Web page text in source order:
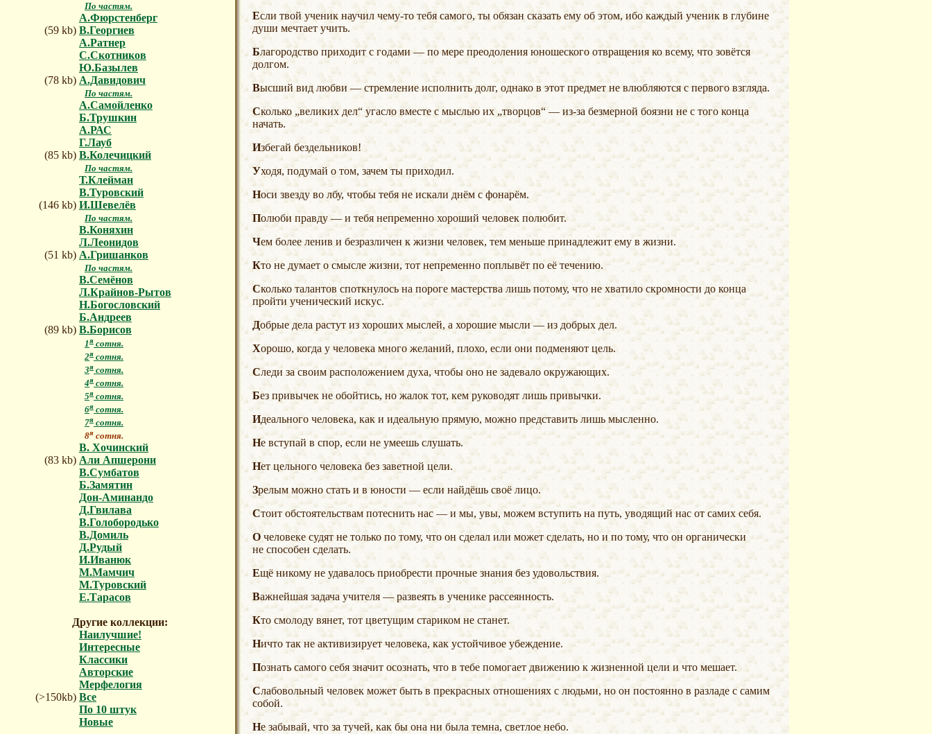
По частям.
А.Фюрстенберг
(59 kb) В.Георгиев
А.Ратнер
С.Скотников
Ю.Базылев
(78 kb) А.Давидович
По частям.
А.Самойленко
Б.Трушкин
А.РАС
Г.Лауб
(85 kb) В.Колечицкий
По частям.
Т.Клейман
В.Туровский
(146 kb) И.Шевелёв
По частям.
В.Коняхин
Л.Леонидов
(51 kb) А.Гришанков
По частям.
В.Семёнов
Л.Крайнов-Рытов
Н.Богословский
Б.Андреев
(89 kb) В.Борисов
1я сотня.
2я сотня.
3я сотня.
4я сотня.
5я сотня.
6я сотня.
7я сотня.
8я сотня.
В. Хочинский
(83 kb) Али Апшерони
В.Сумбатов
Б.Замятин
Дон-Аминандо
Д.Гвилава
В.Голобородько
В.Домиль
Д.Рудый
И.Иванюк
М.Мамчич
М.Туровский
Е.Тарасов
Другие коллекции:
Наилучшие!
Интересные
Классики
Авторские
Мерфелогия
(>150kb) Все
По 10 штук
Новые
Если твой ученик научил чему-тотебя самого, ты обязан сказать ему об этом, ибо каждый ученик в глубине
души мечтает учить.
Благородство приходит с годами — по мере преодоления юношеского отвращения ко всему, что зовётся
долгом.
Высший вид любви — стремление исполнить долг, однако в этот предмет не влюбляются с первого взгляда.
Сколько „великих дел“ угасло вместе с мыслью их „творцов“ — из-за безмерной боязни не с того конца
начать.
Избегай бездельников!
Уходя, подумай о том, зачем ты приходил.
Носи звезду во лбу, чтобы тебя не искали днём с фонарём.
Полюби правду — и тебя непременно хороший человек полюбит.
Чем более ленив и безразличен к жизни человек, тем меньше принадлежит ему в жизни.
Кто не думает о смысле жизни, тот непременно поплывёт по её течению.
Сколько талантов споткнулось на пороге мастерства лишь потому, что не хватило скромности до конца
пройти ученический искус.
Добрые дела растут из хороших мыслей, а хорошие мысли — из добрых дел.
Хорошо, когда у человека много желаний, плохо, если они подменяют цель.
Следи за своим расположением духа, чтобы оно не задевало окружающих.
Без привычек не обойтись, но жалок тот, кем руководят лишь привычки.
Идеального человека, как и идеальную прямую, можно представить лишь мысленно.
Не вступай в спор, если не умеешь слушать.
Нет цельного человека без заветной цели.
Зрелым можно стать и в юности — если найдёшь своё лицо.
Стоит обстоятельствам потеснить нас — и мы, увы, можем вступить на путь, уводящий нас от самих себя.
О человеке судят не только по тому, что он сделал или может сделать, но и по тому, что он органически
не способен сделать.
Ещё никому не удавалось приобрести прочные знания без удовольствия.
Важнейшая задача учителя — развеять в ученике рассеянность.
Кто смолоду вянет, тот цветущим стариком не станет.
Ничто так не активизирует человека, как устойчивое убеждение.
Познать самого себя значит осознать, что в тебе помогает движению к жизненной цели и что мешает.
Слабовольный человек может быть в прекрасных отношениях с людьми, но он постоянно в разладе с самим
собой.
Не забывай, что за тучей, как бы она ни была темна, светлое небо.